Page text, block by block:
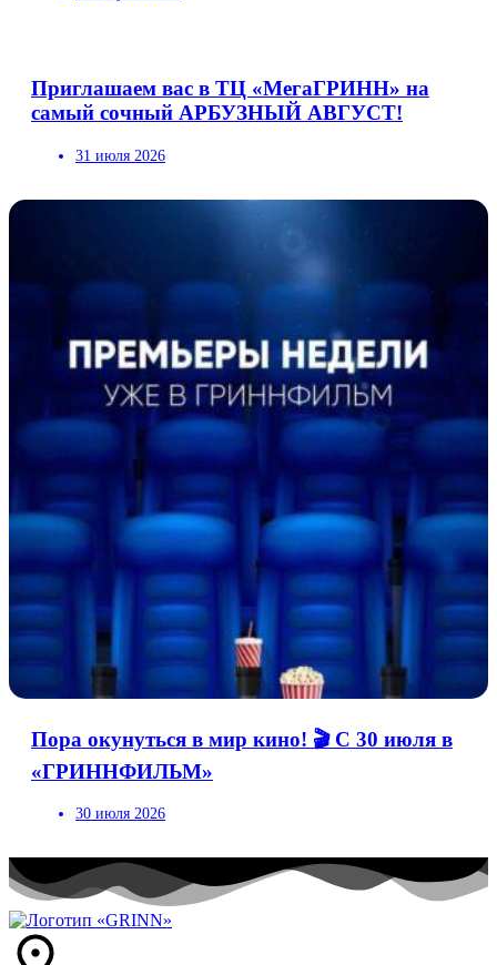
Приглашаем вас в ТЦ «МегаГРИНН» на
самый сочный АРБУЗНЫЙ АВГУСТ!
31 июля 2026
Пора окунуться в мир кино! 🎬 С 30 июля в
«ГРИННФИЛЬМ»
30 июля 2026